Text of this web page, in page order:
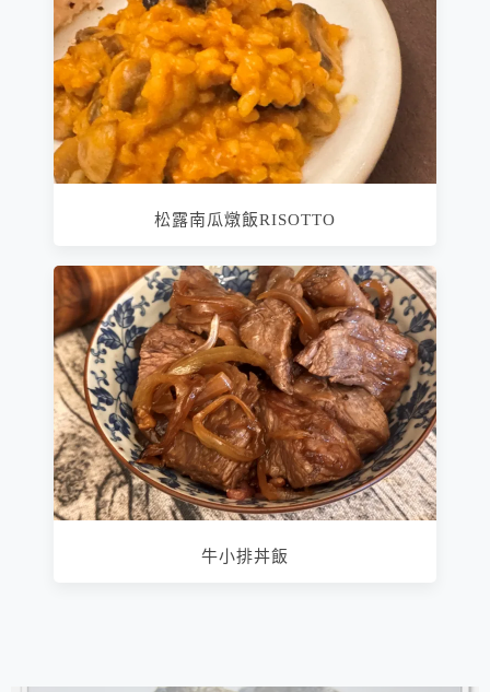
松露南瓜燉飯RISOTTO
牛小排丼飯